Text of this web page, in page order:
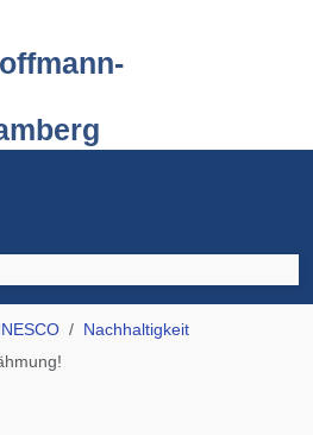
Nachhaltigkeit